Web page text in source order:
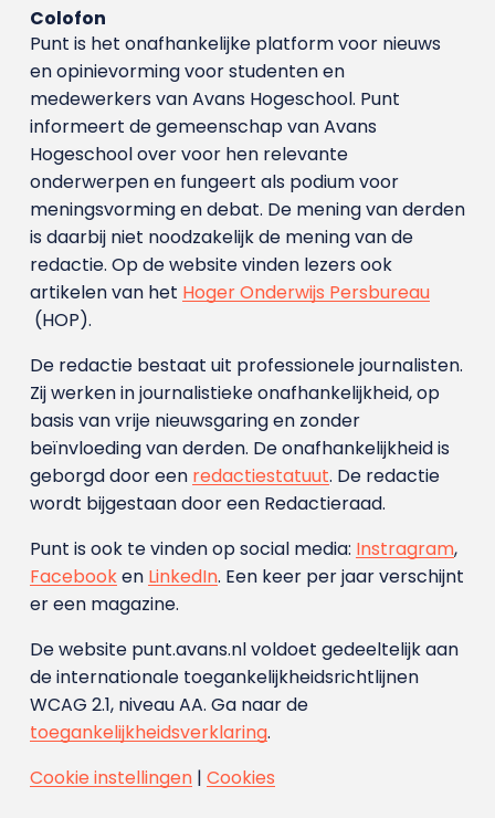
Colofon
Punt is het onafhankelijke platform voor nieuws
en opinievorming voor studenten en
medewerkers van Avans Hoge­school. Punt
informeert de gemeenschap van Avans
Hogeschool over voor hen relevante
onderwerpen en fungeert als podium voor
meningsvorming en debat. De mening van derden
is daarbij niet noodzakelijk de mening van de
redactie. Op de website vinden lezers ook
artikelen van het Hoger Onderwijs Persbureau
(HOP).
De redactie bestaat uit professionele journalisten.
Zij werken in journalistieke onafhankelijkheid, op
basis van vrije nieuwsgaring en zonder
beïnvloeding van derden. De onafhankelijkheid is
geborgd door een redactiestatuut. De redactie
wordt bijgestaan door een Redactieraad.
Punt is ook te vinden op social media: Instragram,
Facebooken LinkedIn. Een keer per jaar verschijnt
er een magazine.
De website punt.avans.nl voldoet gedeeltelijk aan
de internationale toegankelijkheidsrichtlijnen
WCAG 2.1, niveau AA. Ga naar de
toegankelijkheidsverklaring.
Cookie instellingen| Cookies